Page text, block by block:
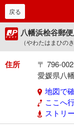
戻る
八幡浜桧谷郵
（やわたはまひの
住所
〒 796-
愛媛県八
地図で
ここへ
ストリ